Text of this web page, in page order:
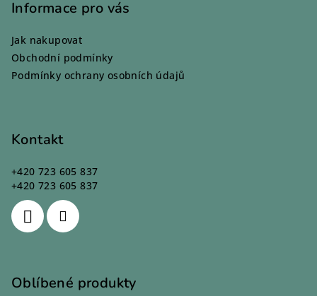
Informace pro vás
Jak nakupovat
Obchodní podmínky
Podmínky ochrany osobních údajů
Kontakt
+420 723 605 837
+420 723 605 837
Oblíbené produkty